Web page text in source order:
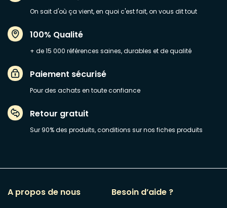
On sait d'où ça vient, en quoi c'est fait, on vous dit tout
100% Qualité
+ de 15 000 références saines, durables et de qualité
Paiement sécurisé
Pour des achats en toute confiance
Retour gratuit
Sur 90% des produits, conditions sur nos fiches produits
A propos de nous Besoin d’aide ?